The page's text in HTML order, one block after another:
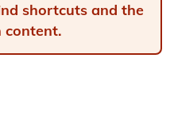
shortcuts and the
content.